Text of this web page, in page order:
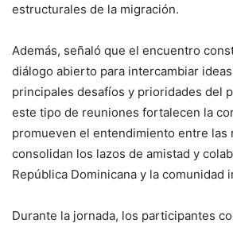
estructurales de la migración.
Además, señaló que el encuentro
diálogo abierto para intercambiar
principales desafíos y prioridades del
este tipo de reuniones fortalecen la
promueven el entendimiento entre las
consolidan los lazos de amistad y
República Dominicana y la comunidad
Durante la jornada, los participantes